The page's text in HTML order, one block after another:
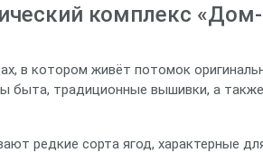
комплекс
в котором живёт потомок
быта, традиционные вышивки, а
редкие сорта ягод, характерные